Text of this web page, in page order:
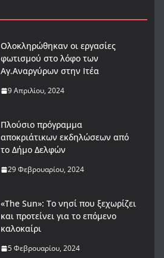
Ολοκληρώθηκαν οι εργασίες
φωτισμού στο λόφο των
Αγ.Αναργύρων στην Ιτέα
9 Απριλίου, 2024
Πλούσιο πρόγραμμα
αποκριάτικων εκδηλώσεων από
το Δήμο Δελφών
29 Φεβρουαρίου, 2024
«The Sun»: Το νησί που ξεχωρίζει
και προτείνει για το επόμενο
καλοκαίρι
5 Φεβρουαρίου, 2024